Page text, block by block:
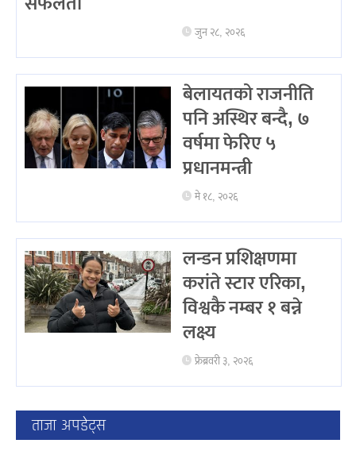
जुन २८, २०२६
बेलायतको राजनीति
पनि अस्थिर बन्दै, ७
वर्षमा फेरिए ५
प्रधानमन्त्री
मे १८, २०२६
लन्डन प्रशिक्षणमा
करांते स्टार एरिका,
विश्वकै नम्बर १ बन्ने
लक्ष्य
फ्रेब्रवरी ३, २०२६
ताजा अपडेट्स